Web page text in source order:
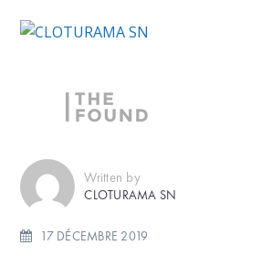
Written by
CLOTURAMA SN
17 DÉCEMBRE 2019